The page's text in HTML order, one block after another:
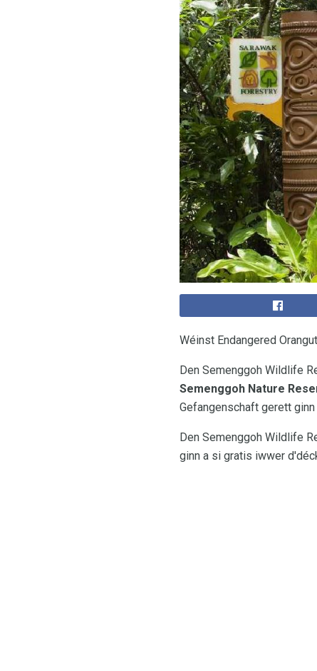
Wéinst Endangered
Den Semenggoh Wildlife
Semenggoh Nature
Gefangenschaft gerett
Den Semenggoh Wildlife
ginn a si gratis iwwer